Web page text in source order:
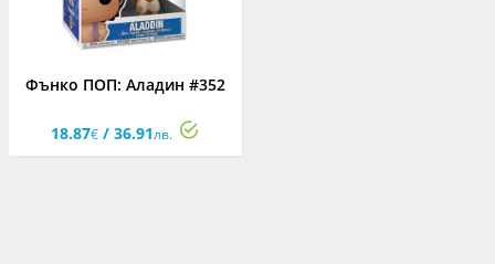
Фънко ПОП: Аладин #352
18.87€ / 36.91лв.